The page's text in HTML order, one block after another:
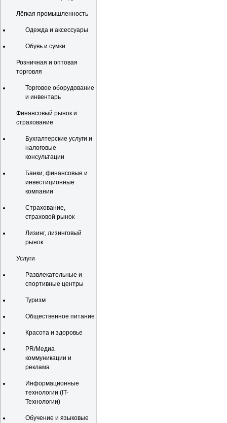
Лёгкая промышленность
Одежда и аксессуары
Обувь и сумки
Розничная и оптовая
торговля
Торговое оборудование
и инвентарь
Финансовый рынок и
страхование
Бухгалтерские услуги и
налоговые
консультации
Банки, финансовые и
инвестиционные
компании
Страхование,
страховой рынок
Лизинг, лизинговый
рынок
Услуги
Развлекательные и
спортивные центры
Туризм
Общественное питание
Красота и здоровье
PR/Медиа
коммуникации и
реклама
Информационные
технологии (IT-
Технологии)
Обучение и языковые